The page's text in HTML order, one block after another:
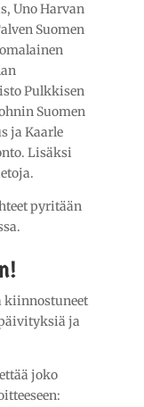
Uno Harvan
Suomen
Pulkkisen
Suomen
ja Kaarle
Lisäksi
pyritään
kiinnostuneet
ja
joko